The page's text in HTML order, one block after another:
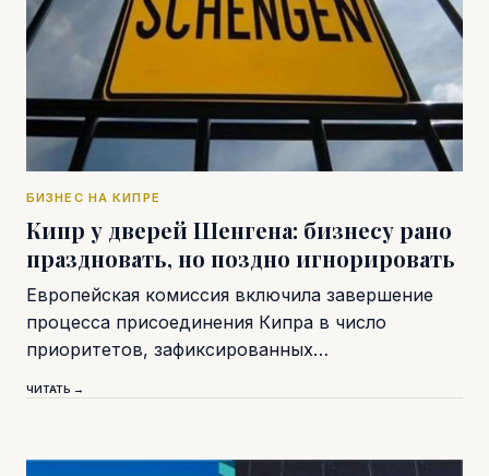
БИЗНЕС НА КИПРЕ
Кипр у дверей Шенгена: бизнесу рано
праздновать, но поздно игнорировать
Европейская комиссия включила завершение
процесса присоединения Кипра в число
приоритетов, зафиксированных…
ЧИТАТЬ →